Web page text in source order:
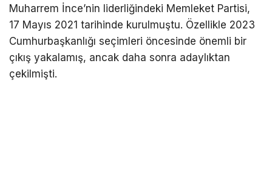
Muharrem İnce’nin liderliğindeki Memleket Partisi,
17 Mayıs 2021 tarihinde kurulmuştu. Özellikle 2023
Cumhurbaşkanlığı seçimleri öncesinde önemli bir
çıkış yakalamış, ancak daha sonra adaylıktan
çekilmişti.